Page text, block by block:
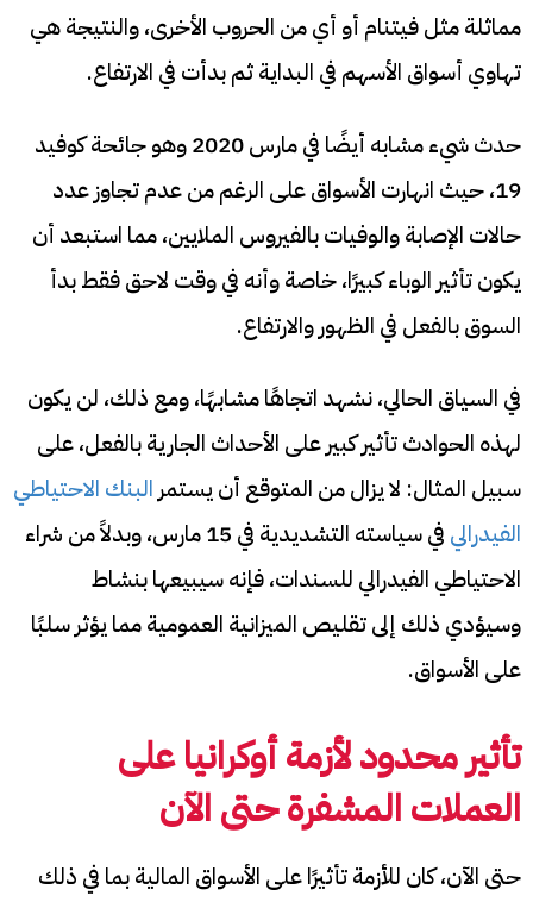
مماثلة مثل فيتنام أو أي من الحروب الأخرى، والنتيجة هي
تهاوي أسواق الأسهم في البداية ثم بدأت في الارتفاع.
حدث شيء مشابه أيضًا في مارس 2020 وهو جائحة كوفيد
19، حيث انهارت الأسواق على الرغم من عدم تجاوز عدد
حالات الإصابة والوفيات بالفيروس الملايين، مما استبعد أن
يكون تأثير الوباء كبيرًا، خاصة وأنه في وقت لاحق فقط بدأ
السوق بالفعل في الظهور والارتفاع.
في السياق الحالي، نشهد اتجاهًا مشابهًا، ومع ذلك، لن يكون
لهذه الحوادث تأثير كبير على الأحداث الجارية بالفعل، على
سبيل المثال: لا يزال من المتوقع أن يستمر البنك الاحتياطي
الفيدرالي
في سياسته التشديدية في 15 مارس، وبدلاً من شراء
الاحتياطي الفيدرالي للسندات، فإنه سيبيعها بنشاط
وسيؤدي ذلك إلى تقليص الميزانية العمومية مما يؤثر سلبًا
على الأسواق.
تأثير محدود لأزمة أوكرانيا على
العملات المشفرة حتى الآن
حتى الآن، كان للأزمة تأثيرًا على الأسواق المالية بما في ذلك